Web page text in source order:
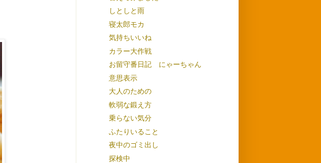
しとしと雨
寝太郎モカ
気持ちいいね
カラー大作戦
お留守番日記 にゃーちゃん
意思表示
大人のための
軟弱な鍛え方
乗らない気分
ふたりいること
夜中のゴミ出し
探検中